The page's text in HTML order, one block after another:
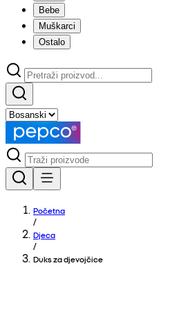
Bebe
Muškarci
Ostalo
Početna
/
Djeca
/
Duks za djevojčice